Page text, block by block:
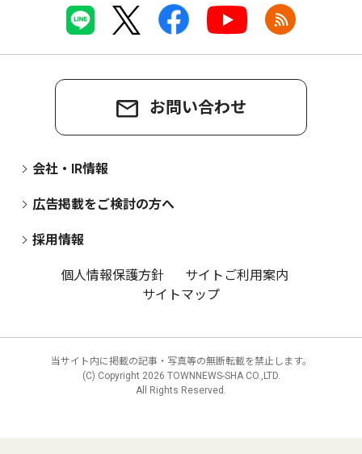
お問い合わせ
会社・IR情報
広告掲載をご検討の方へ
採用情報
個人情報保護方針
サイトご利用案内
サイトマップ
当サイト内に掲載の記事・写真等の無断転載を禁止します。
(C) Copyright 2026 TOWNNEWS-SHA CO.,LTD.
All Rights Reserved.